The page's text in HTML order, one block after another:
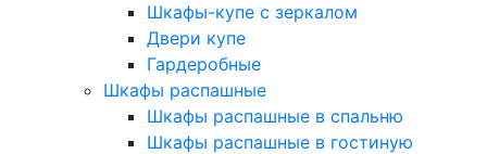
Шкафы-купе с зеркалом
Двери купе
Гардеробные
Шкафы распашные
Шкафы распашные в спальню
Шкафы распашные в гостиную